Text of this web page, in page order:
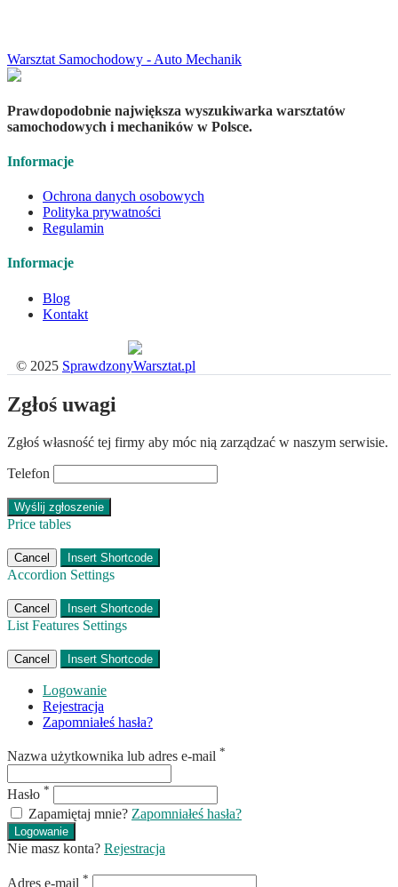
Warsztat Samochodowy - Auto Mechanik
Prawdopodobnie największa wyszukiwarka warsztatów
samochodowych i mechaników w Polsce.
Informacje
Ochrona danych osobowych
Polityka prywatności
Regulamin
Informacje
Blog
Kontakt
© 2025 SprawdzonyWarsztat.pl
Zgłoś uwagi
Zgłoś własność tej firmy aby móc nią zarządzać w naszym serwisie.
Telefon
Price tables
Cancel Insert Shortcode
Accordion Settings
Cancel Insert Shortcode
List Features Settings
Cancel Insert Shortcode
Logowanie
Rejestracja
Zapomniałeś hasła?
Nazwa użytkownika lub adres e-mail *
Hasło *
Zapamiętaj mnie? Zapomniałeś hasła?
Logowanie
Nie masz konta? Rejestracja
Adres e-mail *